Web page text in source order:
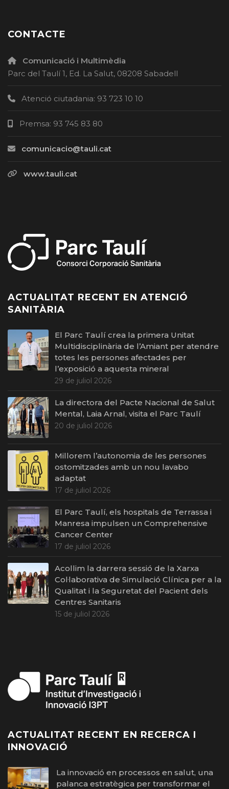
CONTACTE
Comunicació i Multimèdia
Parc del Taulí 1, Ed. La Salut, 08208 Sabadell
Atenció ciutadania: 93 723 10 10
Premsa: 93 745 83 80
comunicacio@tauli.cat
www.tauli.cat
ACTUALITAT RECENT EN ATENCIÓ
SANITÀRIA
El Parc Taulí crea la primera Unitat
Multidisciplinària de l’Amiant per atendre
totes les persones afectades per
l’exposició a aquesta mineral
29 de juliol 2026
La directora del Pacte Nacional de Salut
Mental, Laia Arnal, visita el Parc Taulí
20 de juliol 2026
Millorem l’autonomia de les persones
ostomitzades amb un nou lavabo
adaptat
17 de juliol 2026
El Parc Taulí, els hospitals de Terrassa i
Manresa impulsen un Comprehensive
Cancer Center
17 de juliol 2026
Acollim la darrera sessió de la Xarxa
Col·laborativa de Simulació Clínica per a la
Qualitat i la Seguretat del Pacient dels
Centres Sanitaris
15 de juliol 2026
ACTUALITAT RECENT EN RECERCA I
INNOVACIÓ
La innovació en processos en salut, una
palanca estratègica per transformar el